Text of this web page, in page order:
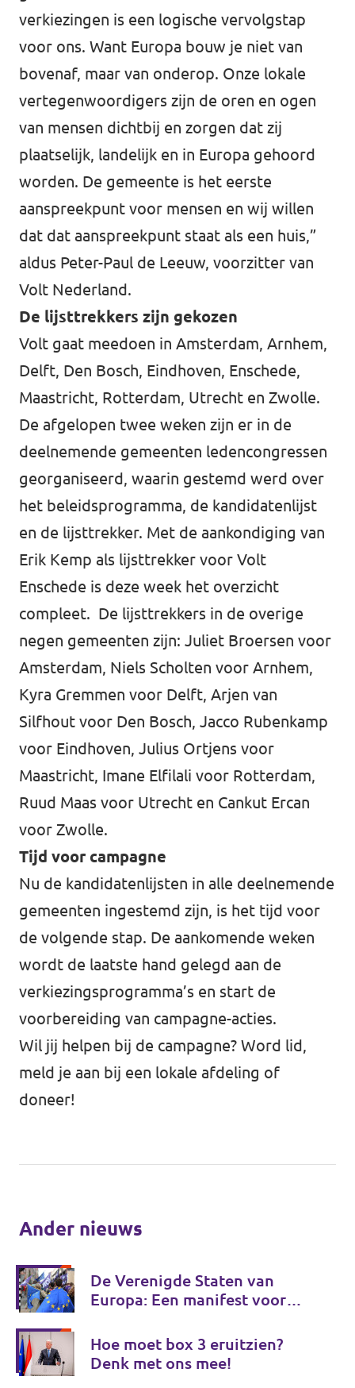
verkiezingen is een logische vervolgstap
voor ons. Want Europa bouw je niet van
bovenaf, maar van onderop. Onze lokale
vertegenwoordigers zijn de oren en ogen
van mensen dichtbij en zorgen dat zij
plaatselijk, landelijk en in Europa gehoord
worden. De gemeente is het eerste
aanspreekpunt voor mensen en wij willen
dat dat aanspreekpunt staat als een huis,”
aldus Peter-Paul de Leeuw, voorzitter van
Volt Nederland.
De lijsttrekkers zijn gekozen
Volt gaat meedoen in Amsterdam, Arnhem,
Delft, Den Bosch, Eindhoven, Enschede,
Maastricht, Rotterdam, Utrecht en Zwolle.
De afgelopen twee weken zijn er in de
deelnemende gemeenten ledencongressen
georganiseerd, waarin gestemd werd over
het beleidsprogramma, de kandidatenlijst
en de lijsttrekker. Met de aankondiging van
Erik Kemp als lijsttrekker voor Volt
Enschede is deze week het overzicht
compleet. De lijsttrekkers in de overige
negen gemeenten zijn: Juliet Broersen voor
Amsterdam, Niels Scholten voor Arnhem,
Kyra Gremmen voor Delft, Arjen van
Silfhout voor Den Bosch, Jacco Rubenkamp
voor Eindhoven, Julius Ortjens voor
Maastricht, Imane Elfilali voor Rotterdam,
Ruud Maas voor Utrecht en Cankut Ercan
voor Zwolle.
Tijd voor campagne
Nu de kandidatenlijsten in alle deelnemende
gemeenten ingestemd zijn, is het tijd voor
de volgende stap. De aankomende weken
wordt de laatste hand gelegd aan de
verkiezingsprogramma’s en start de
voorbereiding van campagne-acties.
Wil jij helpen bij de campagne? Word lid,
meld je aan bij een lokale afdeling of
doneer!
Ander nieuws
De Verenigde Staten van
Europa: Een manifest voor
Hoe moet box 3 eruitzien?
Denk met ons mee!